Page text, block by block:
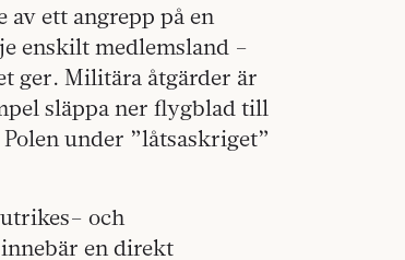
ett angrepp på en
enskilt medlemsland –
ger. Militära åtgärder är
släppa ner flygblad till
under ”låtsaskriget”
och
en direkt